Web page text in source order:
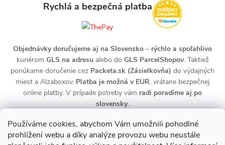
Používáme cookies, abychom Vám umožnili pohodlné
prohlížení webu a díky analýze provozu webu neustále
Rychlá a bezpečná platba
Objednávky doručujeme aj na Slovensko – rýchlo a spoľahlivo
kuriérom GLS na adresualebo do GLS ParcelShopov. Taktiež
ponúkame doručenie cez Packeta.sk (Zásielkovňa) do výdajných
miest a Alzaboxov. Platba je možná v EUR, vrátane bezpečnej
online platby. V prípade potreby vám radi poradíme aj po
slovensky.